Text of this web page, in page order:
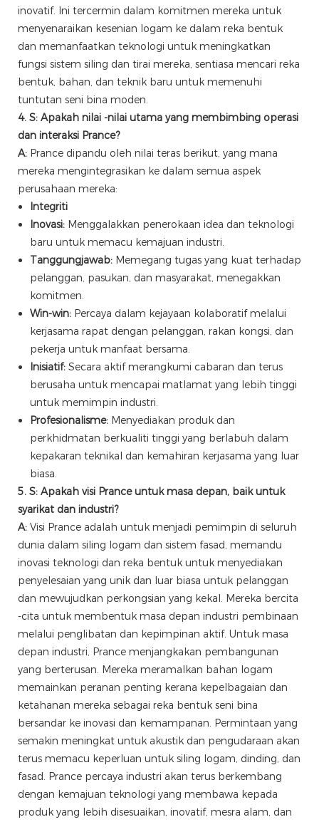
inovatif. Ini tercermin dalam komitmen mereka untuk
menyenaraikan kesenian logam ke dalam reka bentuk
dan memanfaatkan teknologi untuk meningkatkan
fungsi sistem siling dan tirai mereka, sentiasa mencari reka
bentuk, bahan, dan teknik baru untuk memenuhi
tuntutan seni bina moden.
4. S: Apakah nilai -nilai utama yang membimbing operasi
dan interaksi Prance?
A: Prance dipandu oleh nilai teras berikut, yang mana
mereka mengintegrasikan ke dalam semua aspek
perusahaan mereka:
Integriti
Inovasi: Menggalakkan penerokaan idea dan teknologi
baru untuk memacu kemajuan industri.
Tanggungjawab: Memegang tugas yang kuat terhadap
pelanggan, pasukan, dan masyarakat, menegakkan
komitmen.
Win-win: Percaya dalam kejayaan kolaboratif melalui
kerjasama rapat dengan pelanggan, rakan kongsi, dan
pekerja untuk manfaat bersama.
Inisiatif: Secara aktif merangkumi cabaran dan terus
berusaha untuk mencapai matlamat yang lebih tinggi
untuk memimpin industri.
Profesionalisme: Menyediakan produk dan
perkhidmatan berkualiti tinggi yang berlabuh dalam
kepakaran teknikal dan kemahiran kerjasama yang luar
biasa.
5. S: Apakah visi Prance untuk masa depan, baik untuk
syarikat dan industri?
A: Visi Prance adalah untuk menjadi pemimpin di seluruh
dunia dalam siling logam dan sistem fasad, memandu
inovasi teknologi dan reka bentuk untuk menyediakan
penyelesaian yang unik dan luar biasa untuk pelanggan
dan mewujudkan perkongsian yang kekal. Mereka bercita
-cita untuk membentuk masa depan industri pembinaan
melalui penglibatan dan kepimpinan aktif. Untuk masa
depan industri, Prance menjangkakan pembangunan
yang berterusan. Mereka meramalkan bahan logam
memainkan peranan penting kerana kepelbagaian dan
ketahanan mereka sebagai reka bentuk seni bina
bersandar ke inovasi dan kemampanan. Permintaan yang
semakin meningkat untuk akustik dan pengudaraan akan
terus memacu keperluan untuk siling logam, dinding, dan
fasad. Prance percaya industri akan terus berkembang
dengan kemajuan teknologi yang membawa kepada
produk yang lebih disesuaikan, inovatif, mesra alam, dan